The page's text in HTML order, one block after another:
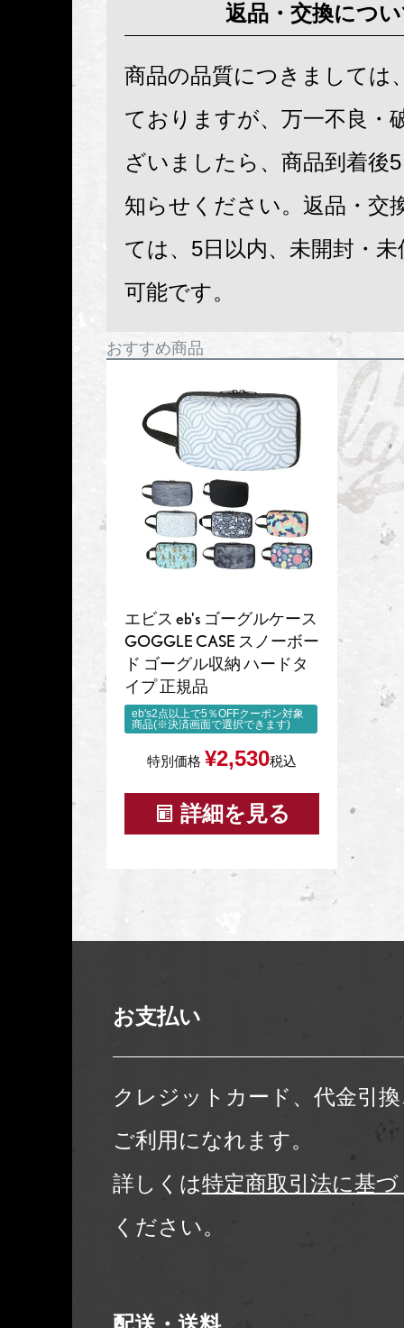
返品・交換につ
商品の品質につきましては
ておりますが、万一不良・
ざいましたら、商品到着後
知らせください。返品・交
ては、5日以内、未開封・
可能です。
おすすめ商品
エビス eb's ゴーグルケース
GOGGLE CASE スノーボー
ド ゴーグル収納 ハードタ
イプ 正規品
eb's2点以上で5％OFFクーポン対象
商品(※決済画面で選択できます)
特別価格 ¥2,530税込
詳細を見る
お支払い
クレジットカード、代金引
ご利用になれます。
詳しくは特定商取引法に基
ください。